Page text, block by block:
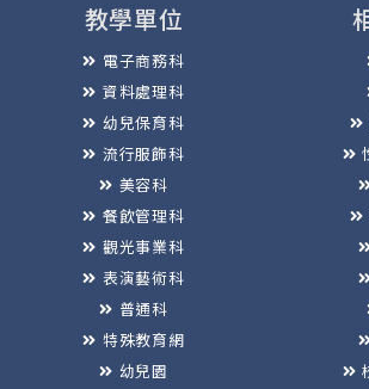
教學單位
電子商務科
資料處理科
幼兒保育科
流行服飾科
美容科
餐飲管理科
觀光事業科
表演藝術科
普通科
特殊教育網
幼兒園